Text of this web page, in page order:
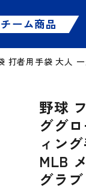
チーム商品
者用手袋 大人
野球
ググ
ィン
MLB
グラ